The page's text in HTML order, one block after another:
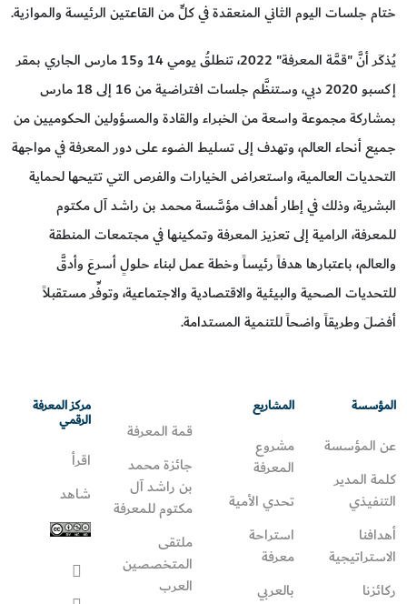
ختام جلسات اليوم الثاني المنعقدة في كلٍّ من القاعتين الرئيسة والموازية.
يُذكَر أنَّ "قمَّة المعرفة" 2022، تنطلقُ يومي 14 و15 مارس الجاري بمقر
إكسبو 2020 دبي، وستنظَّم جلسات افتراضية من 16 إلى 18 مارس
بمشاركة مجموعة واسعة من الخبراء والقادة والمسؤولين الحكوميين من
جميع أنحاء العالم، وتهدف إلى تسليط الضوء على دور المعرفة في مواجهة
التحديات العالمية، واستعراض الخيارات والفرص التي تتيحها لحماية
البشرية، وذلك في إطار أهداف مؤسَّسة محمد بن راشد آل مكتوم
للمعرفة، الرامية إلى تعزيز المعرفة وتمكينها في مجتمعات المنطقة
والعالم، باعتبارها هدفاً رئيساً وخطة عمل لبناء حلولٍ أسرعَ وأدقَّ
للتحديات الصحية والبيئية والاقتصادية والاجتماعية، وتوفِّر مستقبلاً
أفضلَ وطريقاً واضحاً للتنمية المستدامة.
المؤسسة
عن المؤسسة
كلمة المدير
التنفيذي
أهدافنا
الاستراتيجية
ركائزنا
المشاريع
مشروع
المعرفة
تحدي الأمية
استراحة
معرفة
بالعربي
قمة المعرفة
جائزة محمد
بن راشد آل
مكتوم للمعرفة
ملتقى
المتخصصين
العرب
مركز المعرفة
الرقمي
اقرأ
شاهد